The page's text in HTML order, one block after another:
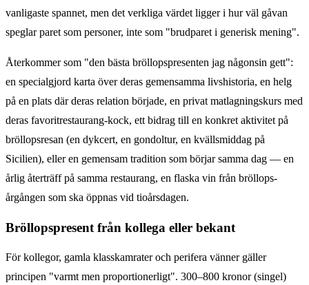
vanligaste spannet, men det verkliga värdet ligger i hur väl gåvan
speglar paret som personer, inte som "brudparet i generisk mening".
Återkommer som "den bästa bröllopspresenten jag någonsin gett":
en specialgjord karta över deras gemensamma livshistoria, en helg
på en plats där deras relation började, en privat matlagningskurs med
deras favoritrestaurang-kock, ett bidrag till en konkret aktivitet på
bröllopsresan (en dykcert, en gondoltur, en kvällsmiddag på
Sicilien), eller en gemensam tradition som börjar samma dag — en
årlig återträff på samma restaurang, en flaska vin från bröllops­
årgången som ska öppnas vid tioårs­dagen.
Bröllopspresent från kollega eller bekant
För kollegor, gamla klasskamrater och perifera vänner gäller
principen "varmt men proportionerligt". 300–800 kronor (singel)